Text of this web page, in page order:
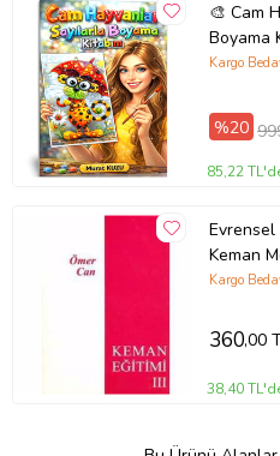
🎨 Cam
Boyama
Kargo
%20
85,22
Evrensel
Keman
Kargo
360,00
38,40